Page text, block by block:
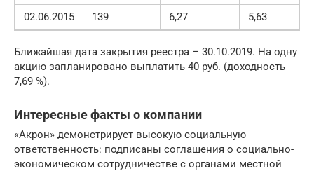
02.06.2015
139 6,27 5,63
Ближайшая дата закрытия реестра – 30.10.2019. На одну
акцию запланировано выплатить 40 руб. (доходность
7,69 %).
Интересные факты о компании
«Акрон» демонстрирует высокую социальную
ответственность: подписаны соглашения о социально-
экономическом сотрудничестве с органами местной